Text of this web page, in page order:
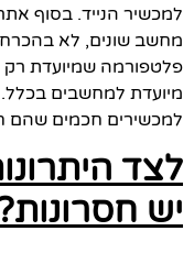
למכשיר הנייד. בסוף
מחשב שונים, לא
פלטפורמה שמיועדת רק
מיועדת למחשבים
למכשירים חכמים שהם
לצד
יש